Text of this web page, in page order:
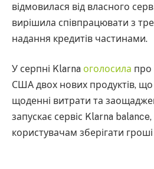
відмовилася від власного
вирішила співпрацювати з
надання кредитів частинами.
У серпні Klarna оголосила про
США двох нових продуктів, що
щоденні витрати та
запускає сервіс Klarna
користувачам зберігати